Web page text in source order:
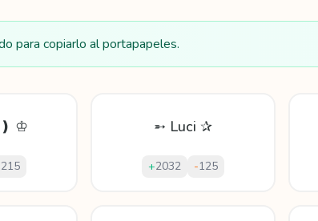
para copiarlo al portapapeles.
♔
215
➵ Luci ✰
+2032 -125